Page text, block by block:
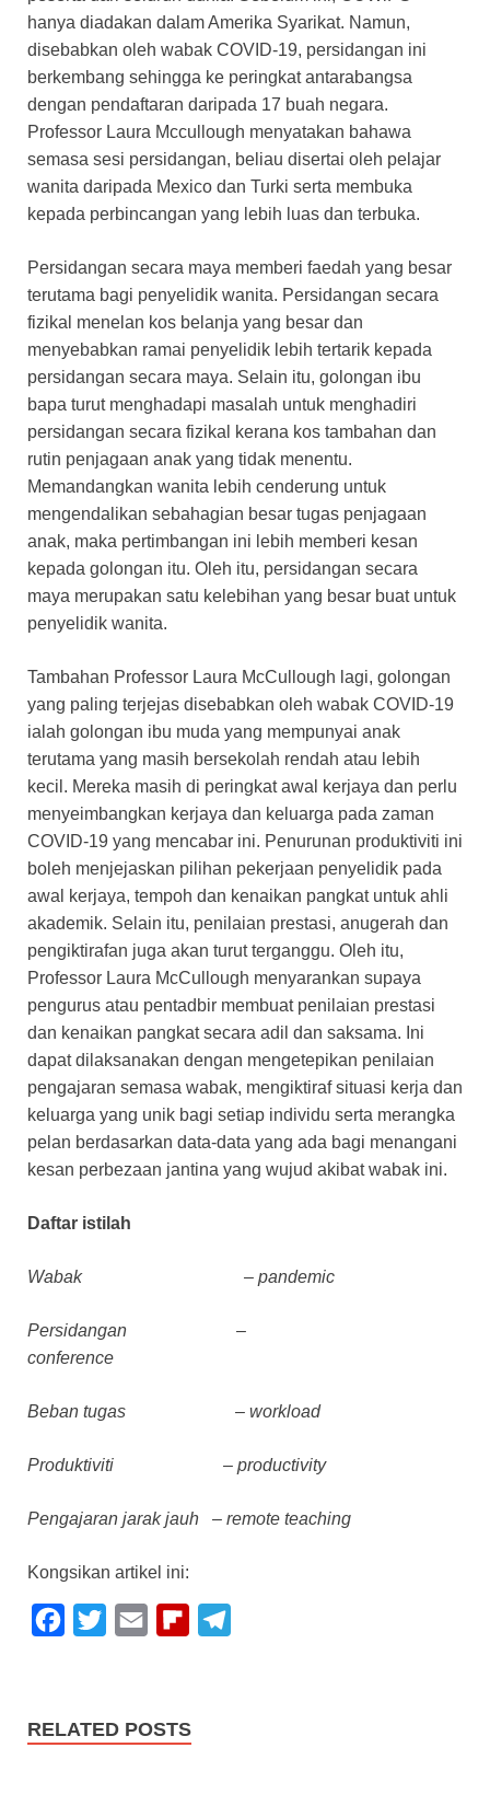
hanya diadakan dalam Amerika Syarikat. Namun,
disebabkan oleh wabak COVID-19, persidangan ini
berkembang sehingga ke peringkat antarabangsa
dengan pendaftaran daripada 17 buah negara.
Professor Laura Mccullough menyatakan bahawa
semasa sesi persidangan, beliau disertai oleh pelajar
wanita daripada Mexico dan Turki serta membuka
kepada perbincangan yang lebih luas dan terbuka.
Persidangan secara maya memberi faedah yang besar
terutama bagi penyelidik wanita. Persidangan secara
fizikal menelan kos belanja yang besar dan
menyebabkan ramai penyelidik lebih tertarik kepada
persidangan secara maya. Selain itu, golongan ibu
bapa turut menghadapi masalah untuk menghadiri
persidangan secara fizikal kerana kos tambahan dan
rutin penjagaan anak yang tidak menentu.
Memandangkan wanita lebih cenderung untuk
mengendalikan sebahagian besar tugas penjagaan
anak, maka pertimbangan ini lebih memberi kesan
kepada golongan itu. Oleh itu, persidangan secara
maya merupakan satu kelebihan yang besar buat untuk
penyelidik wanita.
Tambahan Professor Laura McCullough lagi, golongan
yang paling terjejas disebabkan oleh wabak COVID-19
ialah golongan ibu muda yang mempunyai anak
terutama yang masih bersekolah rendah atau lebih
kecil. Mereka masih di peringkat awal kerjaya dan perlu
menyeimbangkan kerjaya dan keluarga pada zaman
COVID-19 yang mencabar ini. Penurunan produktiviti ini
boleh menjejaskan pilihan pekerjaan penyelidik pada
awal kerjaya, tempoh dan kenaikan pangkat untuk ahli
akademik. Selain itu, penilaian prestasi, anugerah dan
pengiktirafan juga akan turut terganggu. Oleh itu,
Professor Laura McCullough menyarankan supaya
pengurus atau pentadbir membuat penilaian prestasi
dan kenaikan pangkat secara adil dan saksama. Ini
dapat dilaksanakan dengan mengetepikan penilaian
pengajaran semasa wabak, mengiktiraf situasi kerja dan
keluarga yang unik bagi setiap individu serta merangka
pelan berdasarkan data-data yang ada bagi menangani
kesan perbezaan jantina yang wujud akibat wabak ini.
Daftar istilah
Wabak – pandemic
Persidangan –
conference
Beban tugas – workload
Produktiviti – productivity
Pengajaran jarak jauh – remote teaching
Kongsikan artikel ini:
b
t
l
b
RELATED POSTS